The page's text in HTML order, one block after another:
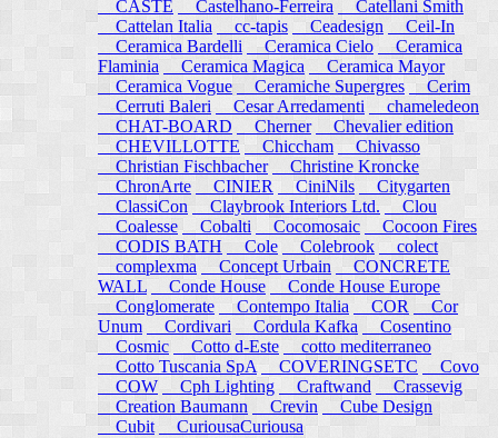
CASTE
Castelhano-Ferreira
Catellani Smith
Cattelan Italia
cc-tapis Ceadesign
Ceil-In
Ceramica Bardelli
Ceramica Cielo
Ceramica
Flaminia
Ceramica Magica
Ceramica Mayor
Ceramica Vogue
Ceramiche Supergres Cerim
Cerruti Baleri
Cesar Arredamenti
chameledeon
CHAT-BOARD
Cherner
Chevalier edition
CHEVILLOTTE
Chiccham
Chivasso
Christian Fischbacher
Christine Kroncke
ChronArte
CINIER CiniNils
Citygarten
ClassiCon
Claybrook Interiors Ltd.
Clou
Coalesse
Cobalti Cocomosaic
Cocoon Fires
CODIS BATH
Cole Colebrook
colect
complexma
Concept Urbain
CONCRETE
WALL
Conde House
Conde House Europe
Conglomerate
Contempo Italia COR
Cor
Unum
Cordivari Cordula Kafka
Cosentino
Cosmic
Cotto d-Este
cotto mediterraneo
Cotto Tuscania SpA
COVERINGSETC
Covo
COW
Cph Lighting Craftwand
Crassevig
Creation Baumann
Crevin
Cube Design
Cubit
CuriousaCuriousa